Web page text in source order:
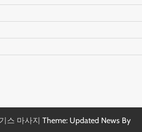
스 마사지 Theme: Updated News By